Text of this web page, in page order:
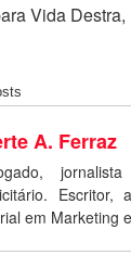
Vida
A. Ferraz
Escritor,
em Marketing